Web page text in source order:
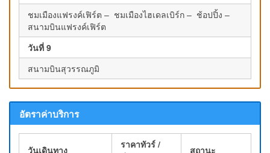
ชมเมืองแฟรงค์เฟิร์ต – ชมเมืองไฮเดลเบิร์ก – ช้อปปิ้ง –
สนามบินแฟรงค์เฟิร์ต
วันที่ 9
สนามบินสุวรรณภูมิ
อัตราค่าบริการ
วันเดินทาง
ราคาทัวร์ /
สถานะ